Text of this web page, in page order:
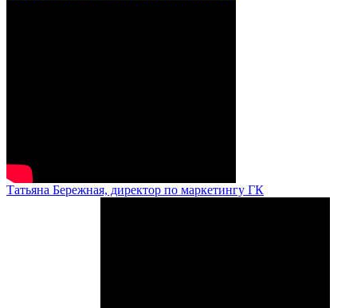
Татьяна Бережная, директор по маркетингу ГК